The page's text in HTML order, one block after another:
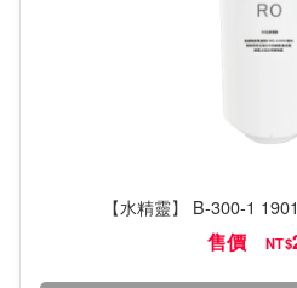
【水精靈】 B-300-1
售價 NT$